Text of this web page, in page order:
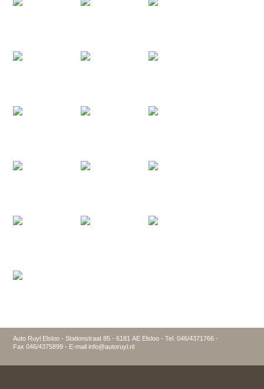
Auto Ruyl Elsloo - Stationstraat 85 - 6181 AE Elsloo - Tel. 046/4371766 -
Fax 046/4375899 - E-mail info@autoruyl.nl